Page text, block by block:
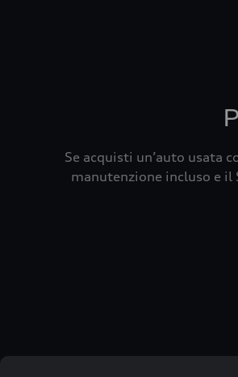
Se acquisti un’auto usata
manutenzione incluso e il